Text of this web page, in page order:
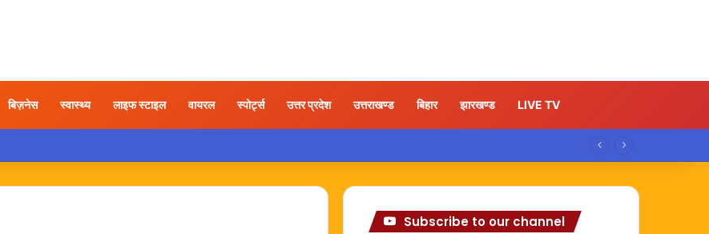
बिज़नेस स्वास्थ्य लाइफ स्टाइल वायरल स्पोर्ट्स उत्तर प्रदेश उत्तराखण्ड बिहार झारखण्ड LIVE TV
होने के बाद अयोध्या पहुंचे बृजभूषण, समर्थकों ने किया स्वागत
Subscribe to our channel